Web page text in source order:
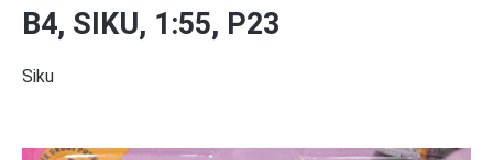
B4, SIKU, 1:55, P23
Siku
Bildergalerie überspringen